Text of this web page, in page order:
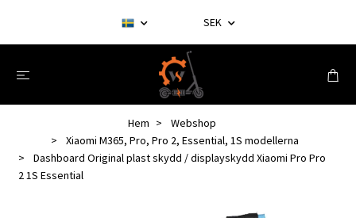
SEK
Hem
Webshop
Xiaomi M365, Pro, Pro 2, Essential, 1S modellerna
Dashboard Original plast skydd / displayskydd Xiaomi Pro Pro
2 1S Essential